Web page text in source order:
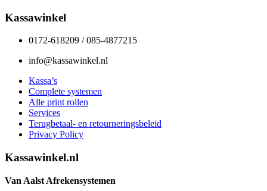
Kassawinkel
0172-618209 / 085-4877215
info@kassawinkel.nl
Kassa’s
Complete systemen
Alle print rollen
Services
Terugbetaal- en retourneringsbeleid
Privacy Policy
Kassawinkel.nl
Van Aalst Afrekensystemen